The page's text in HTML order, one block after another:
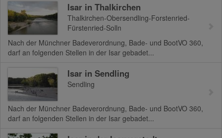
Isar in Thalkirchen
Thalkirchen-Obersendling-Forstenried-
Fürstenried-Solln
Nach der Münchner Badeverordnung, Bade- und BootVO 360,
darf an folgenden Stellen in der Isar gebadet...
Isar in Sendling
Sendling
Nach der Münchner Badeverordnung, Bade- und BootVO 360,
darf an folgenden Stellen in der Isar gebadet...